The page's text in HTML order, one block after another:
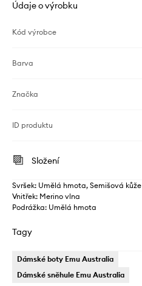
Údaje o výrobku
Kód výrobce
Barva
Značka
ID produktu
Složení
Svršek: Umělá hmota, Semišová kůže
Vnitřek: Merino vlna
Podrážka: Umělá hmota
Tagy
Dámské boty Emu Australia
Dámské sněhule Emu Australia